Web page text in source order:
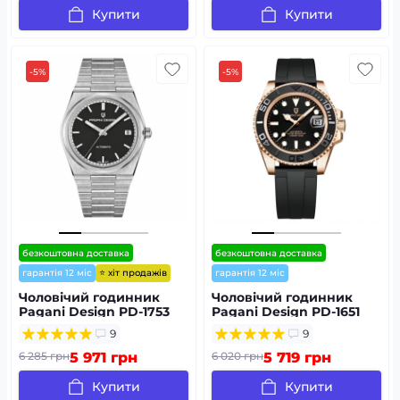
Купити Купити
-5%
безкоштовна доставка
гарантія 12 міс
⭐ хіт продажів
Чоловічий годинник
Pagani Design PD-1753
Silver-Black
9
6 285 грн5 971 грн
Купити
-5%
безкоштовна доставка
гарантія 12 міс
Чоловічий годинник
Pagani Design PD-1651
Gold-Black Silicone
9
6 020 грн5 719 грн
Купити